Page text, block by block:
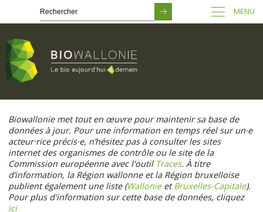
contenu
principal
MENU
Biowallonie met tout en œuvre pour maintenir sa base de
données à jour. Pour une information en temps réel sur un·e
acteur·rice précis·e, n’hésitez pas à consulter les sites
internet des organismes de contrôle ou le site de la
Commission européenne avec l'outil Traces. À titre
d’information, la Région wallonne et la Région bruxelloise
publient également une liste (WallonieetBruxelles-Capitale).
Pour plus d'information sur cette base de données, cliquez
ici